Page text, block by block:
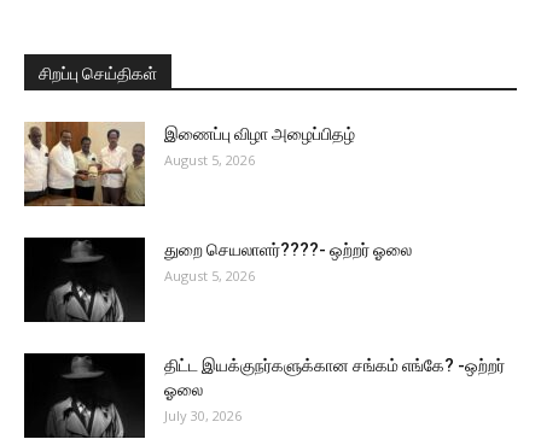
சிறப்பு செய்திகள்
இணைப்பு விழா அழைப்பிதழ்
August 5, 2026
துறை செயலாளர்????- ஒற்றர் ஓலை
August 5, 2026
திட்ட இயக்குநர்களுக்கான சங்கம் எங்கே? -ஒற்றர்
ஓலை
July 30, 2026